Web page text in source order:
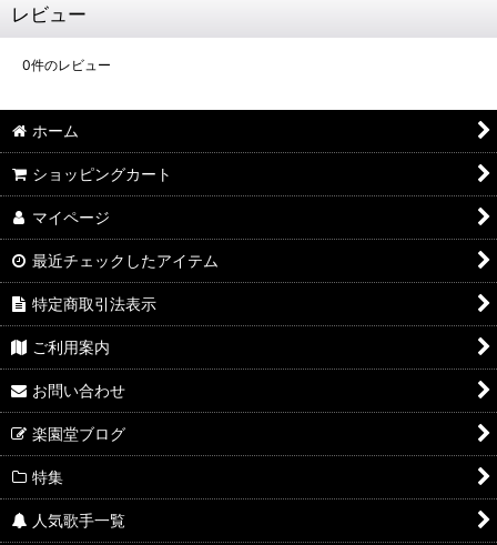
レビュー
0件のレビュー
ホーム
ショッピングカート
マイページ
最近チェックしたアイテム
特定商取引法表示
ご利用案内
お問い合わせ
楽園堂ブログ
特集
人気歌手一覧